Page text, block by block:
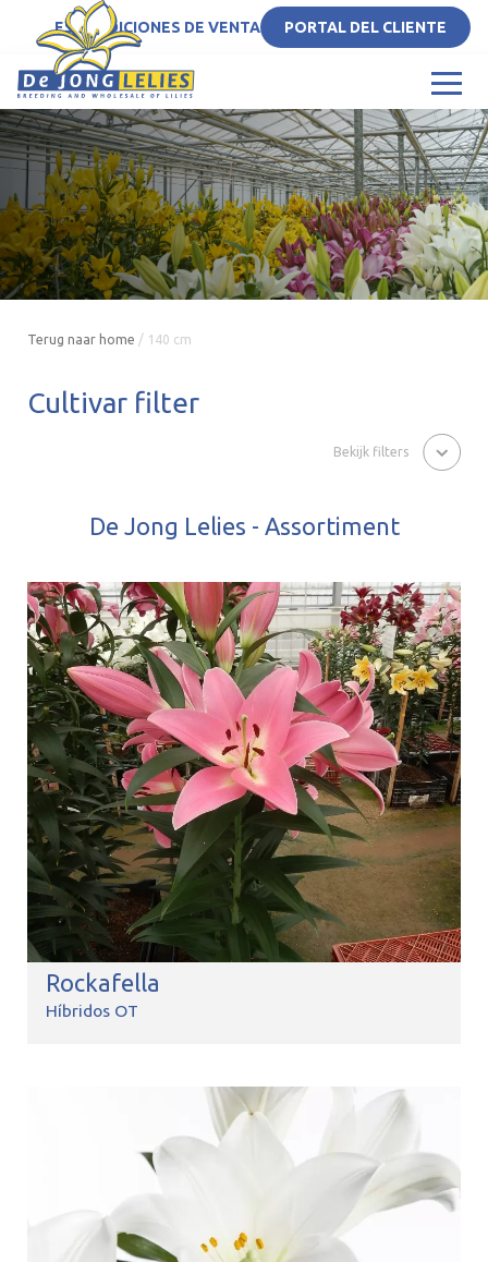
ESCONDICIONES DE VENTA PORTAL DEL CLIENTE
Terug naar home / 140 cm
Cultivar filter
Bekijk filters
De Jong Lelies - Assortiment
Rockafella
Híbridos OT